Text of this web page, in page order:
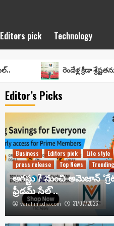
Editors pick Technology
రెండేళ్ల క్రీడా శ్రేష్టతను వేడుక
Editor’s Picks
Business Editors pick
Life style
press release
Top News Trending
ఆగస్టు 7 నుంచి అమెజాన్
ఫ్రీడమ్ సేల్’..
varahimedia.com 31/07/2026